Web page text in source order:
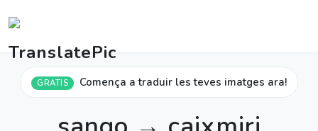
GRATIS Comença a traduir les teves imatges ara!